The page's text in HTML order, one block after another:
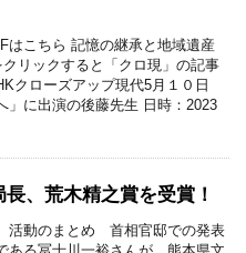
はこちら 記憶の継承と地域遺産
リックすると「クロ現」の記事
クローズアップ現代5月１０日
」に出演の後藤先生 日時：2023
、荒木精之賞を受賞！
動のまとめ 首相官邸での発表